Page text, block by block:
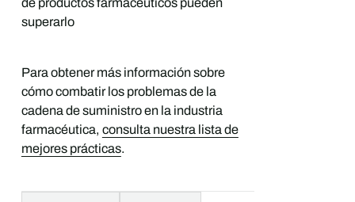
superarlo
Para obtener más información sobre
cómo combatir los problemas de la
cadena de suministro en la industria
farmacéutica, consulta nuestra lista de
mejores prácticas.